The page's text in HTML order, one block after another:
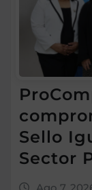
Sello
Sector